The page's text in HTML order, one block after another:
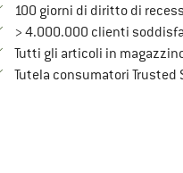
100 giorni di diritto di
> 4.000.000 clienti
Tutti gli articoli in
Tutela consumatori Trusted